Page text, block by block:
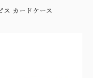
カードケース